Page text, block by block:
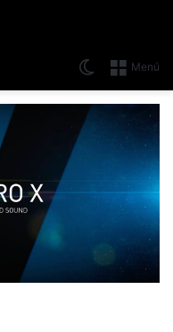
Menú
Switch skin